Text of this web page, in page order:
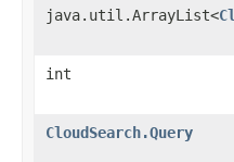
java.util.ArrayList<
int
CloudSearch.Query